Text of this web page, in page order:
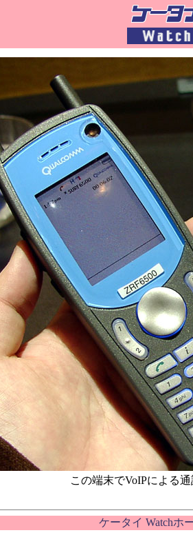
この端末でVoIPによる
ケータイ Watchホ